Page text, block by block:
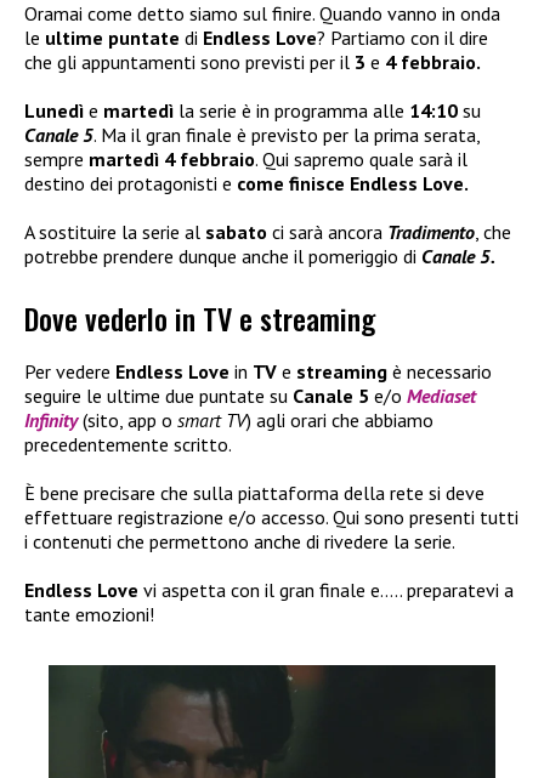
Oramai come detto siamo sul finire. Quando vanno in onda
le ultime puntate di Endless Love? Partiamo con il dire
che gli appuntamenti sono previsti per il 3 e 4 febbraio.
Lunedì e martedì la serie è in programma alle 14:10 su
Canale 5. Ma il gran finale è previsto per la prima serata,
sempre martedì 4 febbraio. Qui sapremo quale sarà il
destino dei protagonisti e come finisce Endless Love.
A sostituire la serie al sabato ci sarà ancora Tradimento, che
potrebbe prendere dunque anche il pomeriggio di Canale 5.
Dove vederlo in TV e streaming
Per vedere Endless Love in TV e streaming è necessario
seguire le ultime due puntate su Canale 5 e/o Mediaset
Infinity(sito, app o smart TV) agli orari che abbiamo
precedentemente scritto.
È bene precisare che sulla piattaforma della rete si deve
effettuare registrazione e/o accesso. Qui sono presenti tutti
i contenuti che permettono anche di rivedere la serie.
Endless Love vi aspetta con il gran finale e….. preparatevi a
tante emozioni!